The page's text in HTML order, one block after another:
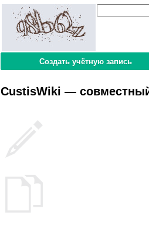
CustisWiki —